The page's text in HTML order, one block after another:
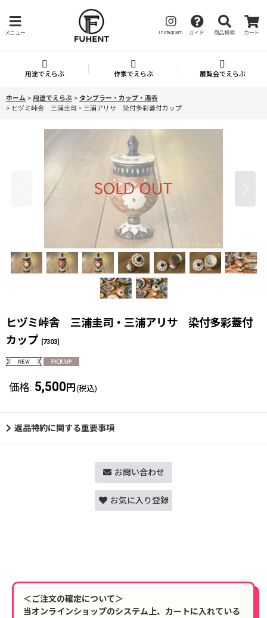
メニュー instagram ガイド 商品検索 カート
用途でえらぶ 作家でえらぶ 展覧会でえらぶ
ホーム > 用途でえらぶ > タンブラー・カップ・湯呑
> ヒヅミ峠舎 三浦圭司・三浦アリサ 染付多彩蓋付カップ
ヒヅミ峠舎 三浦圭司・三浦アリサ 染付多彩蓋付
カップ [7303]
価格: 5,500 円 (税込)
返品特約に関する重要事項
お問い合わせ
お気に入り登録
＜ご注文の確定について＞
当オンラインショップのシステム上、カートに入れている